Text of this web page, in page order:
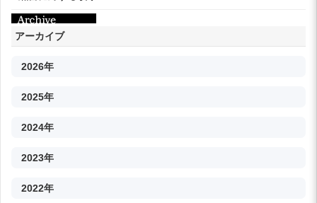
アーカイブ
2026年
2025年
2024年
2023年
2022年